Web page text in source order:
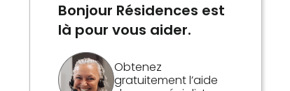
Bonjour Résidences est
là pour vous aider.
Obtenez
gratuitement l’aide